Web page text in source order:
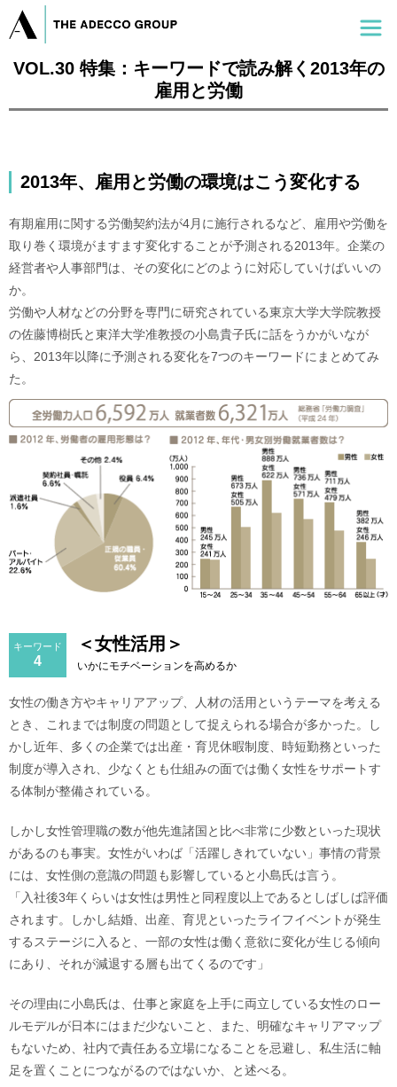
VOL.30 特集：キーワードで読み解く2013年の
雇用と労働
2013年、雇用と労働の環境はこう変化する
有期雇用に関する労働契約法が4月に施行されるなど、雇用や労働を
取り巻く環境がますます変化することが予測される2013年。企業の
経営者や人事部門は、その変化にどのように対応していけばいいの
か。
労働や人材などの分野を専門に研究されている東京大学大学院教授
の佐藤博樹氏と東洋大学准教授の小島貴子氏に話をうかがいなが
ら、2013年以降に予測される変化を7つのキーワードにまとめてみ
た。
キーワード
4
＜女性活用＞
いかにモチベーションを高めるか
女性の働き方やキャリアアップ、人材の活用というテーマを考える
とき、これまでは制度の問題として捉えられる場合が多かった。し
かし近年、多くの企業では出産・育児休暇制度、時短勤務といった
制度が導入され、少なくとも仕組みの面では働く女性をサポートす
る体制が整備されている。
しかし女性管理職の数が他先進諸国と比べ非常に少数といった現状
があるのも事実。女性がいわば「活躍しきれていない」事情の背景
には、女性側の意識の問題も影響していると小島氏は言う。
「入社後3年くらいは女性は男性と同程度以上であるとしばしば評価
されます。しかし結婚、出産、育児といったライフイベントが発生
するステージに入ると、一部の女性は働く意欲に変化が生じる傾向
にあり、それが減退する層も出てくるのです」
その理由に小島氏は、仕事と家庭を上手に両立している女性のロー
ルモデルが日本にはまだ少ないこと、また、明確なキャリアマップ
もないため、社内で責任ある立場になることを忌避し、私生活に軸
足を置くことにつながるのではないか、と述べる。